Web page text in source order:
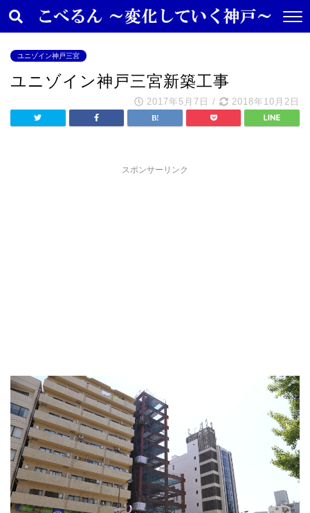
ユニゾイン神戸三宮
ユニゾイン神戸三宮新築工事
2017年5月7日 / 2018年10月2日
スポンサーリンク